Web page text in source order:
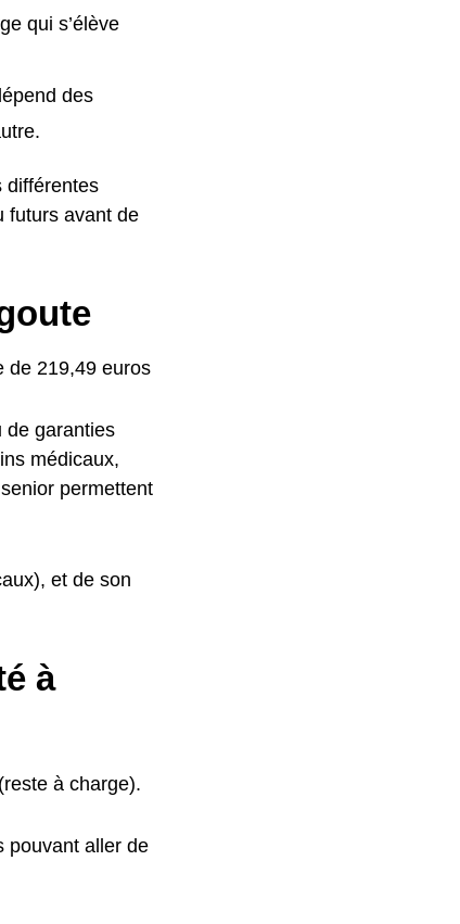
qui s’élève
des
différentes
futurs avant de
de 219,49 euros
de garanties
médicaux,
permettent
et de son
à
à charge).
pouvant aller de